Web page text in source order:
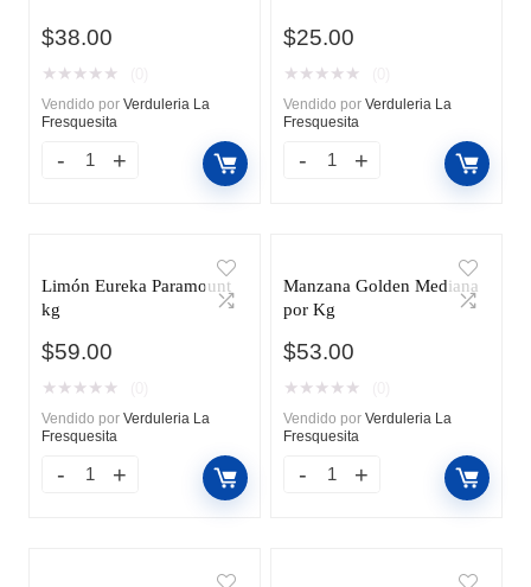
$38.00
★ ★ ★ ★ ★
Vendido por Verduleria La
Fresquesita
$25.00
★ ★ ★ ★ ★
Vendido por Verduleria La
Fresquesita
Limón Eureka Paramount
kg
$59.00
★ ★ ★ ★ ★
Vendido por Verduleria La
Fresquesita
Manzana Golden Mediana
por Kg
$53.00
★ ★ ★ ★ ★
Vendido por Verduleria La
Fresquesita